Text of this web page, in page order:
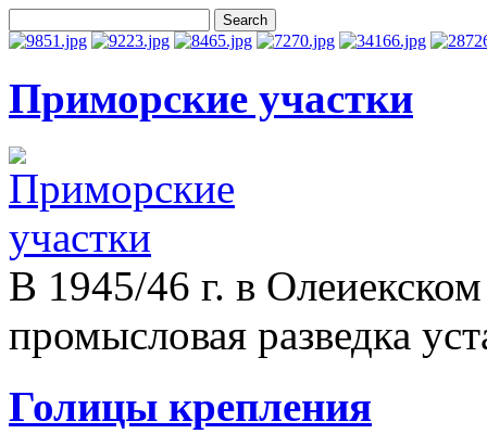
Приморские участки
В 1945/46 г. в
промысловая разведка
Голицы крепления